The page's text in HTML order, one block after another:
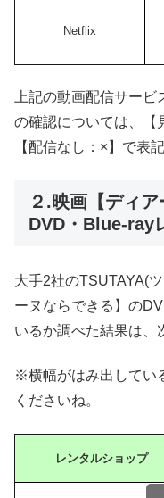
Netflix
上記の動画配信サー
の確認については、【
【配信なし：×】で表
２.映画【ディ
DVD・Blue-ray
大手2社のTSUTAYA(
ーヌならできる】の
いるか調べた結果は、
※横幅がはみ出してい
くださいね。
レンタルショップ